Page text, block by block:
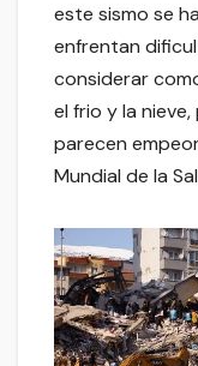
este sismo se
enfrentan
considerar
el frio y la
parecen
Mundial de la